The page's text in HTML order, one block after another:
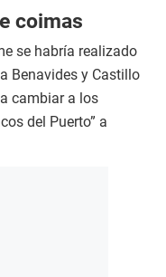
coimas
se habría realizado
Benavides y Castillo
cambiar a los
del Puerto” a